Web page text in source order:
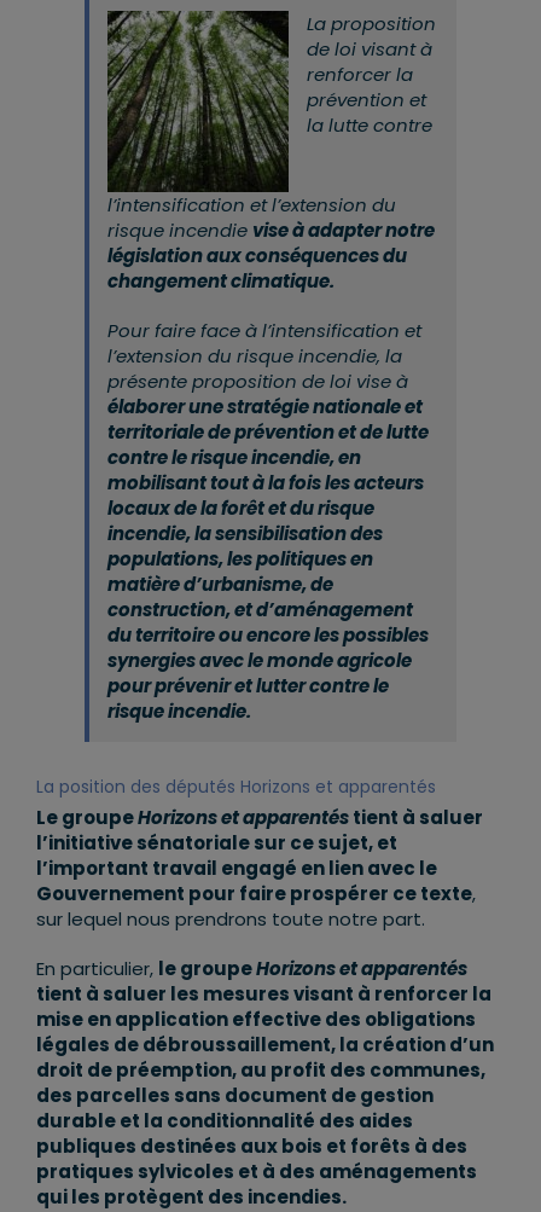
La proposition
de loi visant à
renforcer la
prévention et
la lutte contre
l’intensification et l’extension du
risque incendie vise à adapter notre
législation aux conséquences du
changement climatique.
Pour faire face à l’intensification et
l’extension du risque incendie, la
présente proposition de loi vise à
élaborer une stratégie nationale et
territoriale de prévention et de lutte
contre le risque incendie, en
mobilisant tout à la fois les acteurs
locaux de la forêt et du risque
incendie, la sensibilisation des
populations, les politiques en
matière d’urbanisme, de
construction, et d’aménagement
du territoire ou encore les possibles
synergies avec le monde agricole
pour prévenir et lutter contre le
risque incendie.
La position des députés Horizons et apparentés
Le groupeHorizons et apparentéstient à saluer
l’initiative sénatoriale sur ce sujet, et
l’important travail engagé en lien avec le
Gouvernement pour faire prospérer ce texte,
sur lequel nous prendrons toute notre part.
En particulier, le groupeHorizons et apparentés
tient à saluer les mesures visant à renforcer la
mise en application effective des obligations
légales de débroussaillement, la création d’un
droit de préemption, au profit des communes,
des parcelles sans document de gestion
durable et la conditionnalité des aides
publiques destinées aux bois et forêts à des
pratiques sylvicoles et à des aménagements
qui les protègent des incendies.